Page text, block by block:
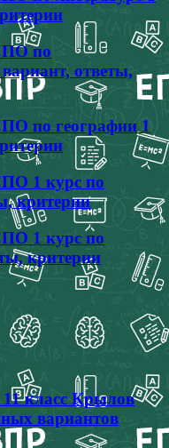
по
ответы,
по географии 1
1 курс по
критерии
1 курс по
критерии
класс Крылов
вариантов